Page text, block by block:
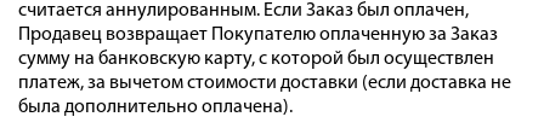
считается аннулированным. Если Заказ был оплачен,
Продавец возвращает Покупателю оплаченную за Заказ
сумму на банковскую карту, с которой был осуществлен
платеж, за вычетом стоимости доставки (если доставка не
была дополнительно оплачена).